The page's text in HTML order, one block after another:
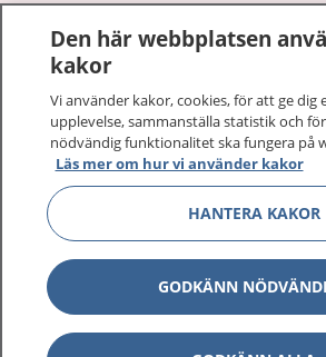
1177 på flera språk
Om 1177
Kontakt
Den här webbplatsen
kakor
Vi använder kakor, cookies, för att ge dig
upplevelse, sammanställa statistik och
nödvändig funktionalitet ska fungera på
Läs mer om hur vi använder kakor
HANTERA KAKOR
GODKÄNN